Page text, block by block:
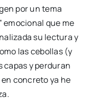
por un tema
emo­cio­nal que me
su lec­tu­ra y
las cebo­llas (y
capas y per­du­ran
con­cre­to ya he